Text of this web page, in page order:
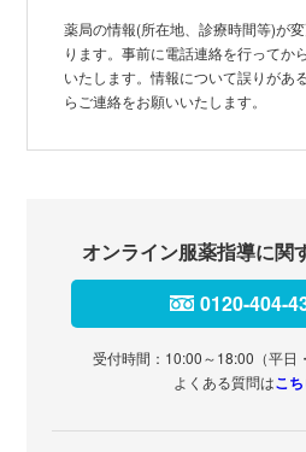
薬局の情報(所在地、診療時間等)が
ります。事前に電話連絡を行ってか
いたします。情報について誤りがあ
らご連絡をお願いいたします。
オンライン服薬指導に関
0120-404-
受付時間：10:00～18:00（平日
よくある質問はこ